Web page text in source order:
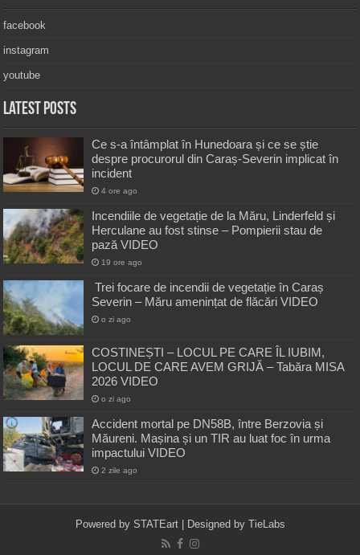
facebook
instagram
youtube
Latest Posts
Ce s-a întâmplat în Hunedoara și ce se știe
despre procurorul din Caraș-Severin implicat în
incident
4 ore ago
Incendiile de vegetație de la Măru, Linderfeld și
Herculane au fost stinse – Pompierii stau de
pază VIDEO
19 ore ago
Trei focare de incendii de vegetație în Caraș
Severin – Măru amenințat de flăcări VIDEO
o zi ago
COSTINEȘTI – LOCUL PE CARE ÎL IUBIM,
LOCUL DE CARE AVEM GRIJĂ – Tabăra MISA
2026 VIDEO
o zi ago
Accident mortal pe DN58B, între Berzovia și
Măureni. Mașina și un TIR au luat foc în urma
impactului VIDEO
2 zile ago
Powered by STATEart| Designed by TieLabs